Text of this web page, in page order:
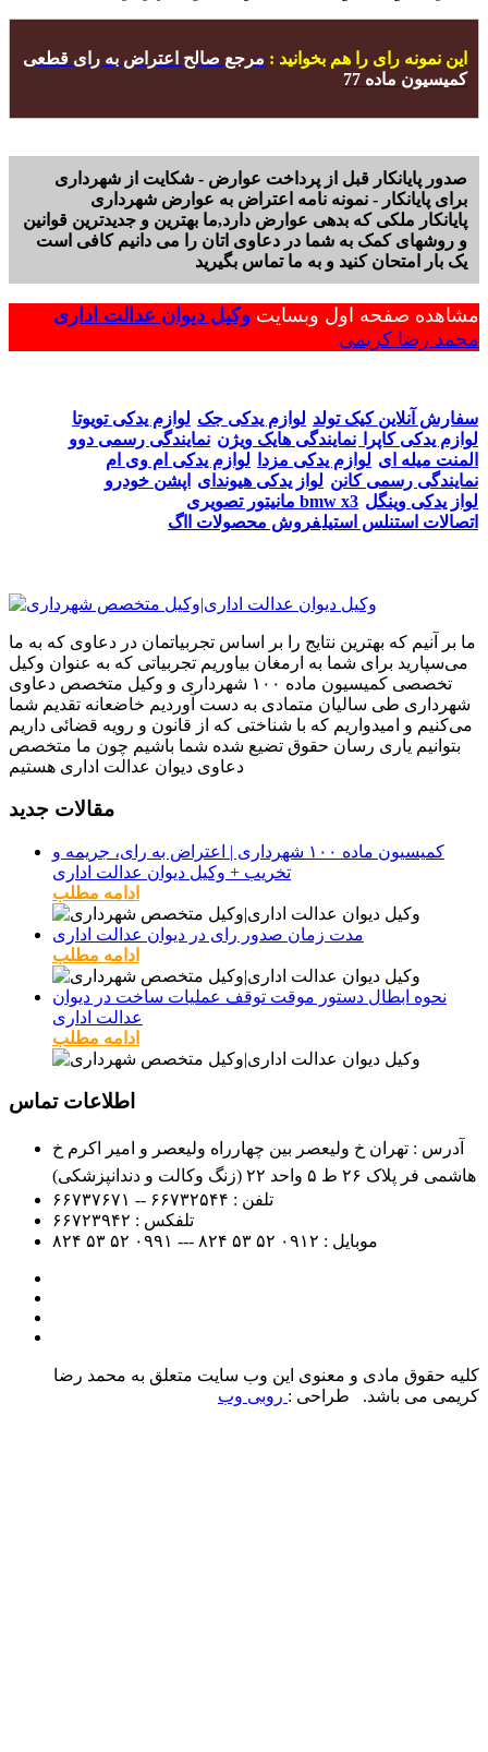
این نمونه رای را هم بخوانید : مرجع صالح اعتراض به رای قطعی
کمیسیون ماده 77
صدور پایانکار قبل از پرداخت عوارض - شکایت از شهرداری
برای پایانکار - نمونه نامه اعتراض به عوارض شهرداری
پایانکار ملکی که بدهی عوارض دارد,ما بهترین و جدیدترین قوانین
و روشهای کمک به شما در دعاوی اتان را می دانیم کافی است
یک بار امتحان کنید و به ما تماس بگیرید
مشاهده صفحه اول وبسایت وکیل دیوان عدالت اداری
محمد رضا کریمی
سفارش آنلاین کیک تولد لوازم یدکی جک لوازم یدکی تویوتا
لوازم یدکی کاپرا
نمایندگی هایک ویژن نمایندگی رسمی دوو
المنت میله ای لوازم یدکی مزدا
لوازم یدکی ام وی ام
نمایندگی رسمی کانن لواز یدکی هیوندای
اپشن خودرو
مانیتور تصویری bmw x3 لواز یدکی وینگل
اتصالات استنلس استیلفروش محصولات ااگ
ما بر آنیم که بهترین نتایج را بر اساس تجربیاتمان در دعاوی که به ما
می‌سپارید برای شما به ارمغان بیاوریم تجربیاتی که به عنوان وکیل
تخصصی کمیسیون ماده ۱۰۰ شهرداری و وکیل متخصص دعاوی
شهرداری طی سالیان متمادی به دست آوردیم خاضعانه تقدیم شما
می‌کنیم و امیدواریم که با شناختی که از قانون و رویه قضائی داریم
بتوانیم یاری رسان حقوق تضیع شده شما باشیم چون ما متخصص
دعاوی دیوان عدالت اداری هستیم
مقالات جدید
کمیسیون ماده ۱۰۰ شهرداری | اعتراض به رای، جریمه و
تخریب + وکیل دیوان عدالت اداری
ادامه مطلب
مدت زمان صدور رای در دیوان عدالت اداری
ادامه مطلب
نحوه ابطال دستور موقت توقف عملیات ساخت در دیوان
عدالت اداری
ادامه مطلب
اطلاعات تماس
آدرس : تهران خ ولیعصر بین چهارراه ولیعصر و امیر اکرم خ
هاشمی فر پلاک ۲۶ ط ۵ واحد ۲۲ (زنگ وکالت و دندانپزشکی)
تلفن : ۶۶۷۳۲۵۴۴ -- ۶۶۷۳۷۶۷۱
تلفکس : ۶۶۷۲۳۹۴۲
موبایل : ۰۹۱۲ ۵۲ ۵۳ ۸۲۴ --- ۰۹۹۱ ۵۲ ۵۳ ۸۲۴
کلیه حقوق مادی و معنوی این وب سایت متعلق به محمد رضا
کریمی می باشد. طراحی : روبی وب